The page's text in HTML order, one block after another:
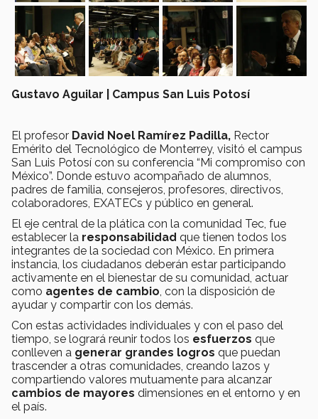
Gustavo Aguilar | Campus San Luis Potosí
El profesor David Noel Ramírez Padilla, Rector
Emérito del Tecnológico de Monterrey, visitó el campus
San Luis Potosí con su conferencia “Mi compromiso con
México”. Donde estuvo acompañado de alumnos,
padres de familia, consejeros, profesores, directivos,
colaboradores, EXATECs y público en general.
El eje central de la plática con la comunidad Tec, fue
establecer la responsabilidad que tienen todos los
integrantes de la sociedad con México. En primera
instancia, los ciudadanos deberán estar participando
activamente en el bienestar de su comunidad, actuar
como agentes de cambio , con la disposición de
ayudar y compartir con los demás.
Con estas actividades individuales y con el paso del
tiempo, se logrará reunir todos los esfuerzos que
conlleven a generar grandes logros que puedan
trascender a otras comunidades, creando lazos y
compartiendo valores mutuamente para alcanzar
cambios de mayores dimensiones en el entorno y en
el país.